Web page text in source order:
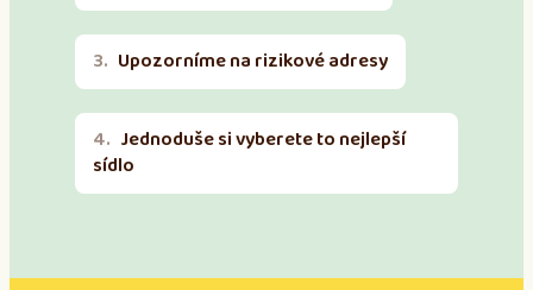
Upozorníme na rizikové adresy
Jednoduše si vyberete to nejlepší
sídlo